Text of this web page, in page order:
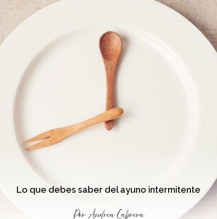
Lo que debes saber del ayuno intermitente
Por Andrea Cabrera